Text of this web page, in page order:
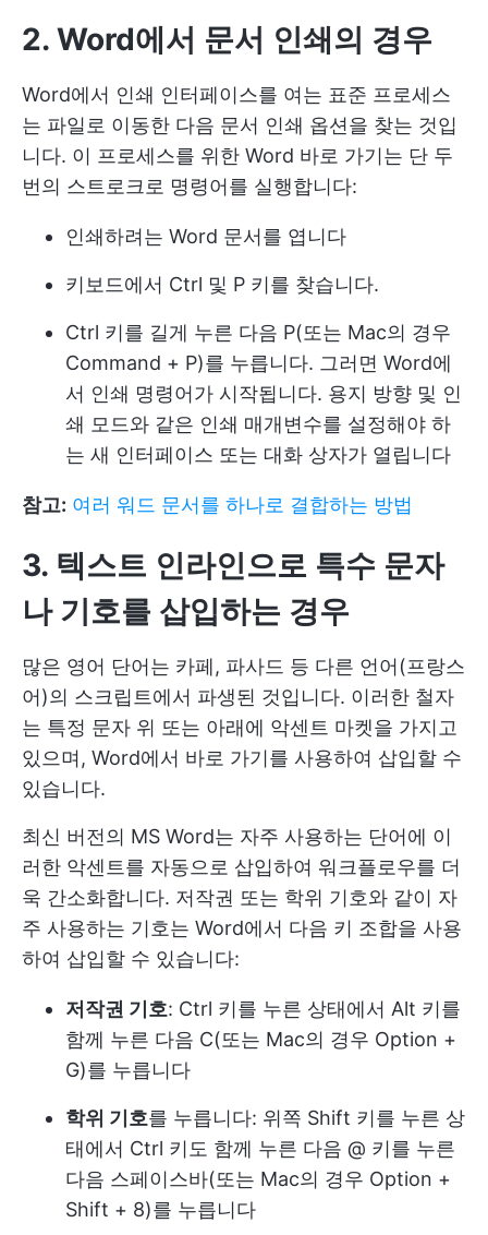
2. Word에서 문서 인쇄 의 경우
Word에서 인쇄 인터페이스를 여는 표준 프로세스
는 파일로 이동한 다음 문서 인쇄 옵션을 찾는 것입
니다. 이 프로세스를 위한 Word 바로 가기는 단 두
번의 스트로크로 명령어를 실행합니다:
인쇄하려는 Word 문서를 엽니다
키보드에서 Ctrl 및 P 키를 찾습니다.
Ctrl 키를 길게 누른 다음 P(또는 Mac의 경우
Command + P)를 누릅니다. 그러면 Word에
서 인쇄 명령어가 시작됩니다. 용지 방향 및 인
쇄 모드와 같은 인쇄 매개변수를 설정해야 하
는 새 인터페이스 또는 대화 상자가 열립니다
참고: 여러 워드 문서를 하나로 결합하는 방법
3. 텍스트 인라인으로 특수 문자
나 기호를 삽입하는 경우
많은 영어 단어는 카페, 파사드 등 다른 언어(프랑스
어)의 스크립트에서 파생된 것입니다. 이러한 철자
는 특정 문자 위 또는 아래에 악센트 마켓을 가지고
있으며, Word에서 바로 가기를 사용하여 삽입할 수
있습니다.
최신 버전의 MS Word는 자주 사용하는 단어에 이
러한 악센트를 자동으로 삽입하여 워크플로우를 더
욱 간소화합니다. 저작권 또는 학위 기호와 같이 자
주 사용하는 기호는 Word에서 다음 키 조합을 사용
하여 삽입할 수 있습니다:
저작권 기호: Ctrl 키를 누른 상태에서 Alt 키를
함께 누른 다음 C(또는 Mac의 경우 Option +
G)를 누릅니다
학위 기호를 누릅니다: 위쪽 Shift 키를 누른 상
태에서 Ctrl 키도 함께 누른 다음 @ 키를 누른
다음 스페이스바(또는 Mac의 경우 Option +
Shift + 8)를 누릅니다